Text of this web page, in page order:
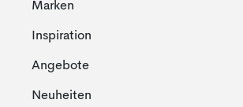
Marken
Inspiration
Angebote
Neuheiten